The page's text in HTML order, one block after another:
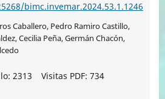
bimc.invemar.2024.53.1.1246
Caballero, Pedro Ramiro Castillo,
Cecilia Peña, Germán Chacón,
2313 Visitas PDF: 734